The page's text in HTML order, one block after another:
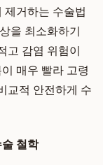
거하는 수술법
을 최소화하기
고 감염 위험이
매우 빨라 고령
교적 안전하게 수
철학